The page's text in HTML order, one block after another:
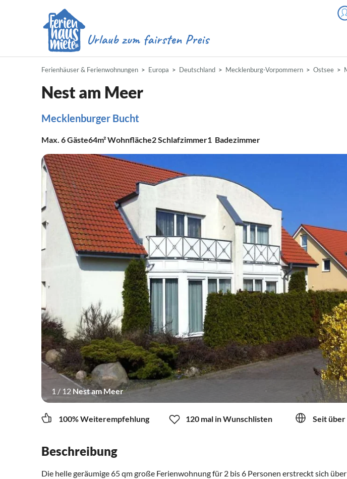
Ferienhäuser & Ferienwohnungen Europa Deutschland Mecklenburg-Vorpommern Ostsee
Nest am Meer
Mecklenburger Bucht
Max. 6Gäste64m²Wohnfläche2Schlafzimmer1 Badezimmer
1 / 12 Nest am Meer
100% Weiterempfehlung 120 mal in Wunschlisten Seit über
Beschreibung
Die helle geräumige 65 qm große Ferienwohnung für 2 bis 6 Personen erstreckt sich